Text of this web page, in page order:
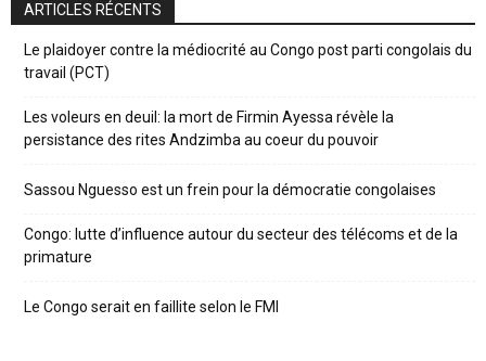
ARTICLES RÉCENTS
Le plaidoyer contre la médiocrité au Congo post parti congolais du
travail (PCT)
Les voleurs en deuil: la mort de Firmin Ayessa révèle la
persistance des rites Andzimba au coeur du pouvoir
Sassou Nguesso est un frein pour la démocratie congolaises
Congo: lutte d’influence autour du secteur des télécoms et de la
primature
Le Congo serait en faillite selon le FMI